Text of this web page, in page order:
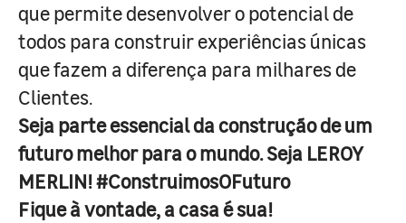
que permite desenvolver o potencial de
todos para construir experiências únicas
que fazem a diferença para milhares de
Clientes.
Seja parte essencial da construção de um
futuro melhor para o mundo. Seja LEROY
MERLIN! #ConstruimosOFuturo
Fique à vontade, a casa é sua!